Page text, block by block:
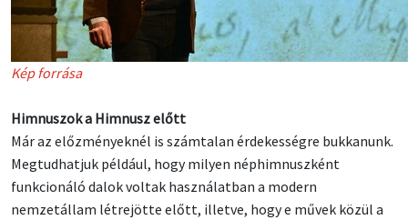
Kép forrása
Himnuszok a Himnusz előtt
Már az előzményeknél is számtalan érdekességre bukkanunk.
Megtudhatjuk például, hogy milyen néphimnuszként
funkcionáló dalok voltak használatban a modern
nemzetállam létrejötte előtt, illetve, hogy e művek közül a